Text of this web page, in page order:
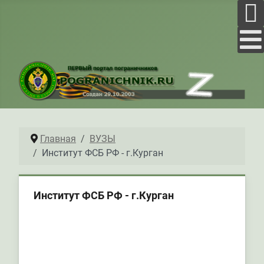
Главная
ВУЗЫ
Институт ФСБ РФ - г.Курган
Институт ФСБ РФ - г.Курган